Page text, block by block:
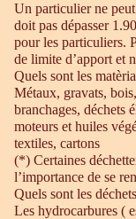
Un particulier ne
doit pas dépasser
pour les particuliers.
de limite d’apport et
Quels sont les
Métaux, gravats,
branchages, déchets
moteurs et huiles
textiles, cartons
(*) Certaines
l’importance de se
Quels sont les
Les hydrocarbures (